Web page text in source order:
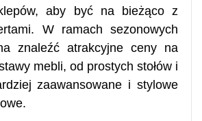
aby być na bieżąco z
W ramach sezonowych
znaleźć atrakcyjne ceny na
mebli, od prostych stołów i
zaawansowane i stylowe